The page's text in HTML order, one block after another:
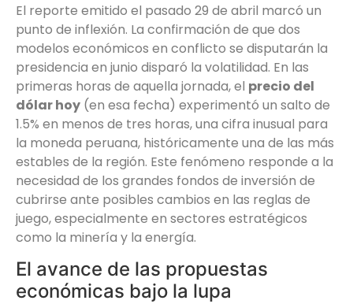
El reporte emitido el pasado 29 de abril marcó un
punto de inflexión. La confirmación de que dos
modelos económicos en conflicto se disputarán la
presidencia en junio disparó la volatilidad. En las
primeras horas de aquella jornada, el precio del
dólar hoy (en esa fecha) experimentó un salto de
1.5% en menos de tres horas, una cifra inusual para
la moneda peruana, históricamente una de las más
estables de la región. Este fenómeno responde a la
necesidad de los grandes fondos de inversión de
cubrirse ante posibles cambios en las reglas de
juego, especialmente en sectores estratégicos
como la minería y la energía.
El avance de las propuestas
económicas bajo la lupa